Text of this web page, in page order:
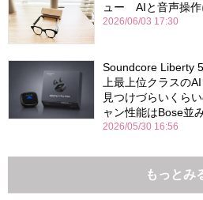
ュー AIと音声操作
2026/06/03 17:30
Soundcore Liberty
上最上位クラスの
見つけづらいくら
ャン性能はBose並
2026/05/30 16:56
もっとみ